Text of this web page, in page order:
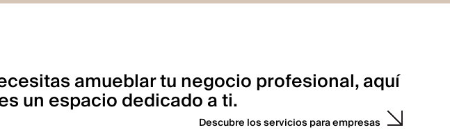
amueblar tu negocio profesional, aquí
un espacio dedicado a ti.
Descubre los servicios para empresas